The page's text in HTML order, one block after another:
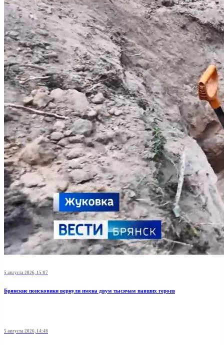
5 августа 2026, 15:07
Брянские поисковики вернули имена двум тысячам павших героев
5 августа 2026, 14:48